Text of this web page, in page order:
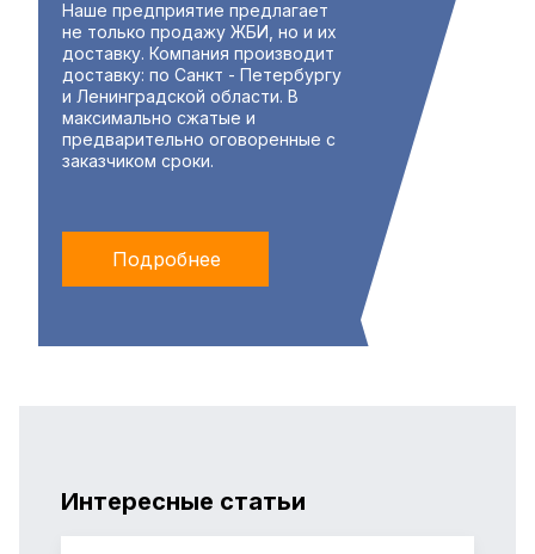
Наше предприятие предлагает
не только продажу ЖБИ, но и их
доставку. Компания производит
доставку: по Санкт - Петербургу
и Ленинградской области. В
максимально сжатые и
предварительно оговоренные с
заказчиком сроки.
Подробнее
Интересные статьи